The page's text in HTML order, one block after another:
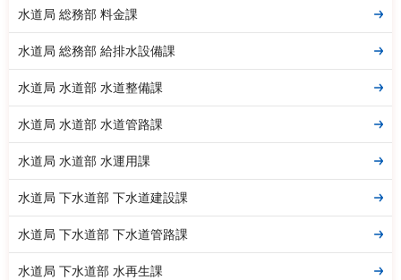
水道局 総務部 料金課
水道局 総務部 給排水設備課
水道局 水道部 水道整備課
水道局 水道部 水道管路課
水道局 水道部 水運用課
水道局 下水道部 下水道建設課
水道局 下水道部 下水道管路課
水道局 下水道部 水再生課